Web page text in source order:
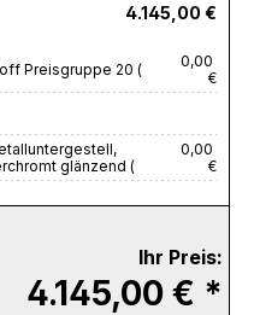
4.145,00 €
Preisgruppe 20 (
0,00
€
glänzend (
0,00
€
Ihr Preis:
4.145,00 € *